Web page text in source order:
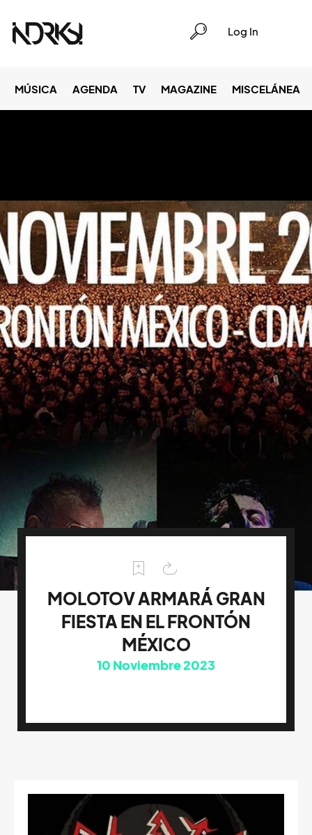
Log In
MÚSICA AGENDA TV MAGAZINE MISCELÁNEA
MOLOTOV ARMARÁ GRAN
FIESTA EN EL FRONTÓN
MÉXICO
10 Noviembre 2023